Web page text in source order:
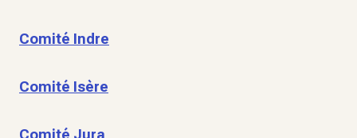
Comité Indre
Comité Isère
Comité Jura